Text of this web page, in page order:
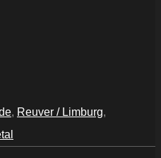
, Reuver / Limburg,